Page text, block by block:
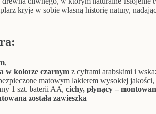
kryje w sobie własną historię natury,
,
w kolorze czarnymz cyframi arabskimi i
matowym lakierem wysokiej jakości,
1 szt. baterii AA, cichy, płynący –
została zawieszka